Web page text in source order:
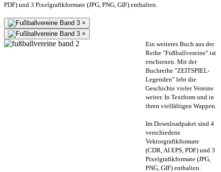
PDF) und 3 Pixelgrafikformate (JPG, PNG, GIF) enthalten.
×
×
Ein weiteres Buch aus der
Reihe "Fußballvereine" ist
erschienen. Mit der
Buchreihe "ZEITSPIEL-
Legenden" lebt die
Geschichte vieler Vereine
weiter. In Textform und in
ihren vielfältigen Wappen.
Im Downloadpaket sind 4
verschiedene
Vektorgrafikformate
(CDR, AI EPS, PDF) und 3
Pixelgrafikformate (JPG,
PNG, GIF) enthalten.